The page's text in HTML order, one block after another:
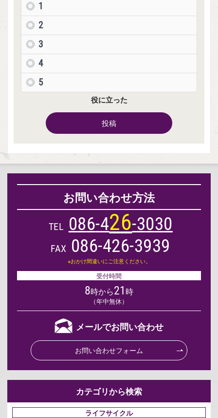
1
2
3
4
5
役に立った
投稿
お問い合わせ方法
TEL 086-426-3030
FAX 086-426-3939
※おかけ間違いにご注意ください。
受付時間
8時から21 時
（年中無休）
メールでお問い合わせ
お問い合わせフォーム
カテゴリから検索
ライフサイクル